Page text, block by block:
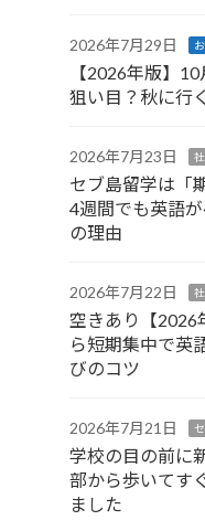
2026年7月29日
【2026年版】
狙い目？秋に行
2026年7月23日
セブ島留学は「
4週間でも英語
の理由
2026年7月22日
空きあり【2026
ら短期集中で英
びのコツ
2026年7月21日
学校の目の前に
部から歩いてす
ました